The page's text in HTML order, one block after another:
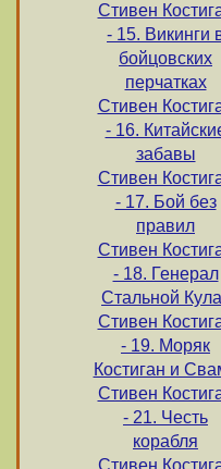
Стивен
- 15. Викинги
бойцовских
перчатках
Стивен
- 16.
забавы
Стивен
- 17. Бой без
правил
Стивен
- 18. Генерал
Стальной
Стивен
- 19. Моряк
Костиган и
Стивен
- 21. Честь
корабля
Стивен